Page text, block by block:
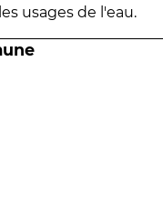
usages de l'eau.